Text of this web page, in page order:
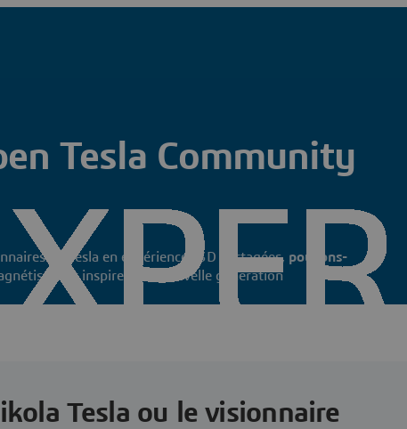
Tesla Community
de Tesla en expériences 3D partagées, pouvons-
et inspirer une nouvelle génération
Tesla ou le visionnaire